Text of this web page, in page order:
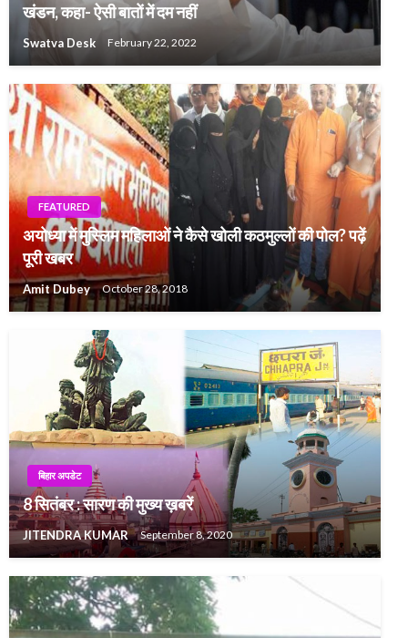
खंडन, कहा- ऐसी बातों में दम नहीं
Swatva Desk February 22, 2022
FEATURED
अयोध्या में मुस्लिम महिलाओं ने कैसे खोली कठमुल्लों की पोल? पढ़ें
पूरी खबर
Amit Dubey October 28, 2018
बिहार अपडेट
8 सितंबर : सारण की मुख्य ख़बरें
JITENDRA KUMAR September 8, 2020